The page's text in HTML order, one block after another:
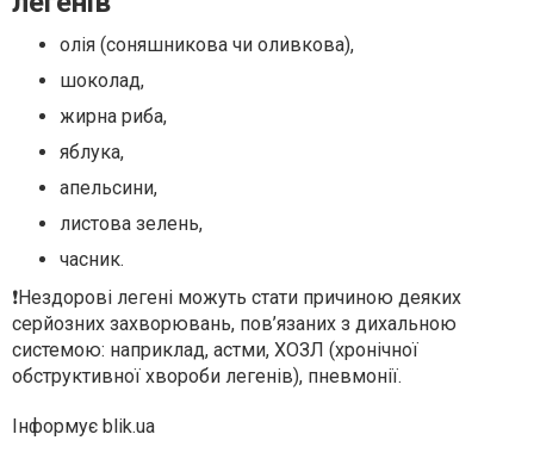
олія (соняшникова чи оливкова),
шоколад,
жирна риба,
яблука,
апельсини,
листова зелень,
часник.
❗️Нездорові легені можуть стати причиною деяких
серйозних захворювань, пов’язаних з дихальною
системою: наприклад, астми, ХОЗЛ (хронічної
обструктивної хвороби легенів), пневмонії.
Інформує blik.ua